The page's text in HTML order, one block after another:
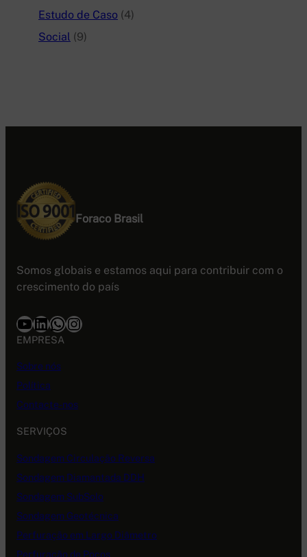
Estudo de Caso (4)
Social (9)
Foraco Brasil
Somos globais e estamos aqui para contribuir com o
crescimento do país
Youtube LinkedIn WhatsApp Instagram
EMPRESA
Sobre nós
Política
Contacte-nos
SERVIÇOS
Sondagem Circulação Reversa
Sondagem Diamantada DDH
Sondagem SubSolo
Sondagem Geotécnica
Perfuração em Largo Diâmetro
Perfuração de Poços